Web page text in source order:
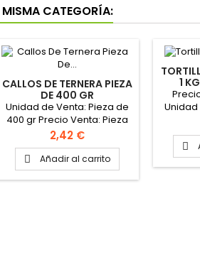
CATEGORÍA:
CALLOS DE TERNERA PIEZA
DE 400 GR
"MONTEALBOR"
Unidad de Venta: Pieza de
400 gr Precio Venta: Pieza
de 400 gr Formato caja: 12
piezas
Precio
2,42 €
 Añadir al carrito
1
Unidad
